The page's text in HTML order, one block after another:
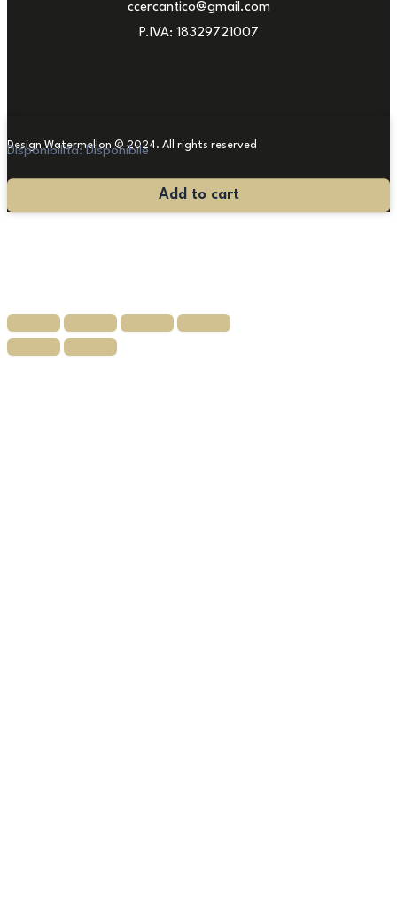
ccercantico@gmail.com
P.IVA: 18329721007
Design Watermellon © 2024. All rights reserved
Disponibilità: Disponibile
Ribalta
Add to cart